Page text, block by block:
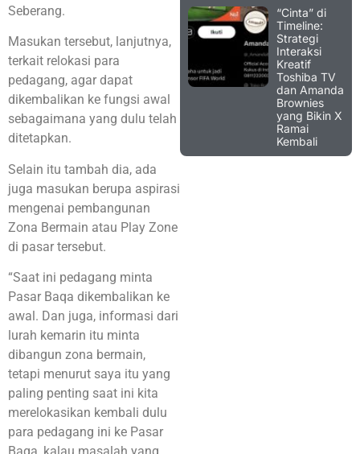
Seberang.
Masukan tersebut, lanjutnya,
terkait relokasi para
pedagang, agar dapat
dikembalikan ke fungsi awal
sebagaimana yang dulu telah
ditetapkan.
Selain itu tambah dia, ada
juga masukan berupa aspirasi
mengenai pembangunan
Zona Bermain atau Play Zone
di pasar tersebut.
“Saat ini pedagang minta
Pasar Baqa dikembalikan ke
awal. Dan juga, informasi dari
lurah kemarin itu minta
dibangun zona bermain,
tetapi menurut saya itu yang
paling penting saat ini kita
merelokasikan kembali dulu
para pedagang ini ke Pasar
“Cinta” di
Timeline:
Strategi
Interaksi
Kreatif
Toshiba TV
dan Amanda
Brownies
yang Bikin X
Ramai
Kembali